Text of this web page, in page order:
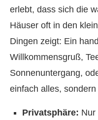
erlebt, dass sich die
Häuser oft in den
Dingen zeigt: Ein
Willkommensgruß,
Sonnenuntergang,
einfach alles,
Privatsphäre: Nur